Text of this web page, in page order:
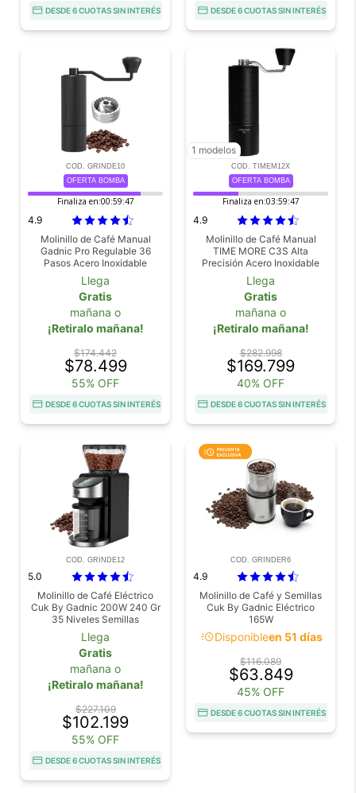
DESDE 6 CUOTAS SIN INTERÉS DESDE 6 CUOTAS SIN INTERÉS
COD. GRINDE10
OFERTA BOMBA
Finaliza en:00:59:46
4.9
Molinillo de Café Manual
Gadnic Pro Regulable 36
Pasos Acero Inoxidable
Especias y Granos
Llega
Gratis
mañana o
¡Retiralo mañana!
$174.442
$78.499
55% OFF
DESDE 6 CUOTAS SIN INTERÉS
1 modelos
COD. TIMEM12X
OFERTA BOMBA
Finaliza en:03:59:46
4.9
Molinillo de Café Manual
TIME MORE C3S Alta
Precisión Acero Inoxidable
Portable Ajuste Molienda 24
Niveles Ideal Pour Over
Llega
Gratis
mañana o
¡Retiralo mañana!
$282.998
$169.799
40% OFF
DESDE 6 CUOTAS SIN INTERÉS
COD. GRINDE12
5.0
Molinillo de Café Eléctrico
Cuk By Gadnic 200W 240 Gr
35 Niveles Semillas
Llega
Gratis
mañana o
¡Retiralo mañana!
$227.109
$102.199
55% OFF
DESDE 6 CUOTAS SIN INTERÉS
COD. GRINDER6
4.9
Molinillo de Café y Semillas
Cuk By Gadnic Eléctrico
165W
acuteDisponibleen 51 días
$116.089
$63.849
45% OFF
DESDE 6 CUOTAS SIN INTERÉS